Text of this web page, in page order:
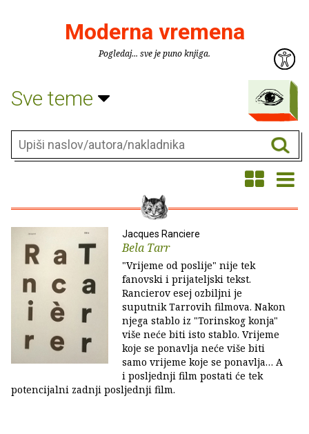
Moderna vremena
Pogledaj... sve je puno knjiga.
Sve teme
Jacques Ranciere
Bela Tarr
"Vrijeme od poslije" nije tek
fanovski i prijateljski tekst.
Rancierov esej ozbiljni je
suputnik Tarrovih filmova. Nakon
njega stablo iz "Torinskog konja"
više neće biti isto stablo. Vrijeme
koje se ponavlja neće više biti
samo vrijeme koje se ponavlja… A
i posljednji film postati će tek
potencijalni zadnji posljednji film.